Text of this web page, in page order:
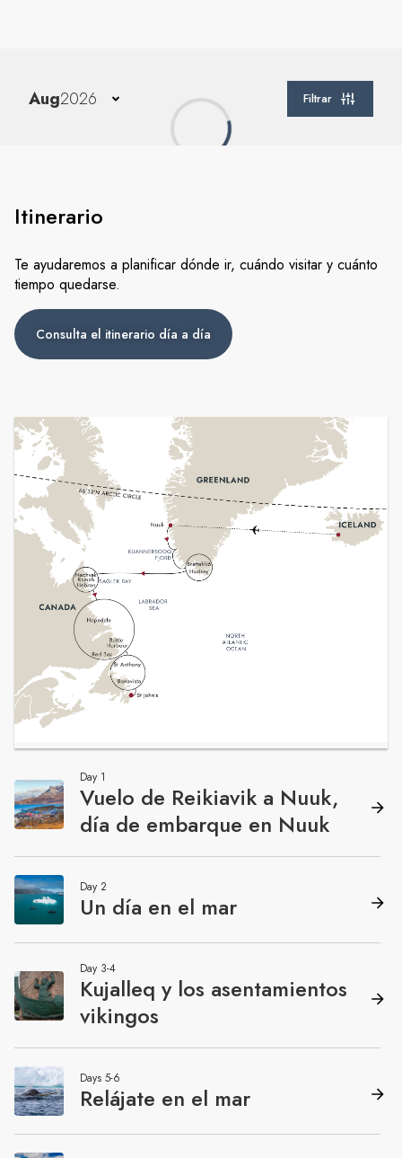
Itinerario
Te ayudaremos a planificar dónde ir, cuándo visitar y cuánto
tiempo quedarse.
Consulta el itinerario día a día